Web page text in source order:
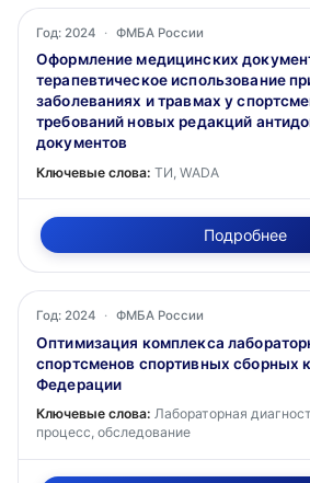
Год: 2024 · ФМБА России
Оформление медицинских
терапевтическое использование
заболеваниях и травмах у
требований новых редакций
документов
Ключевые слова: ТИ, WADA
Подробнее
Год: 2024 · ФМБА России
Оптимизация комплекса
спортсменов спортивных сборных
Федерации
Ключевые слова: Лабораторная
процесс, обследование